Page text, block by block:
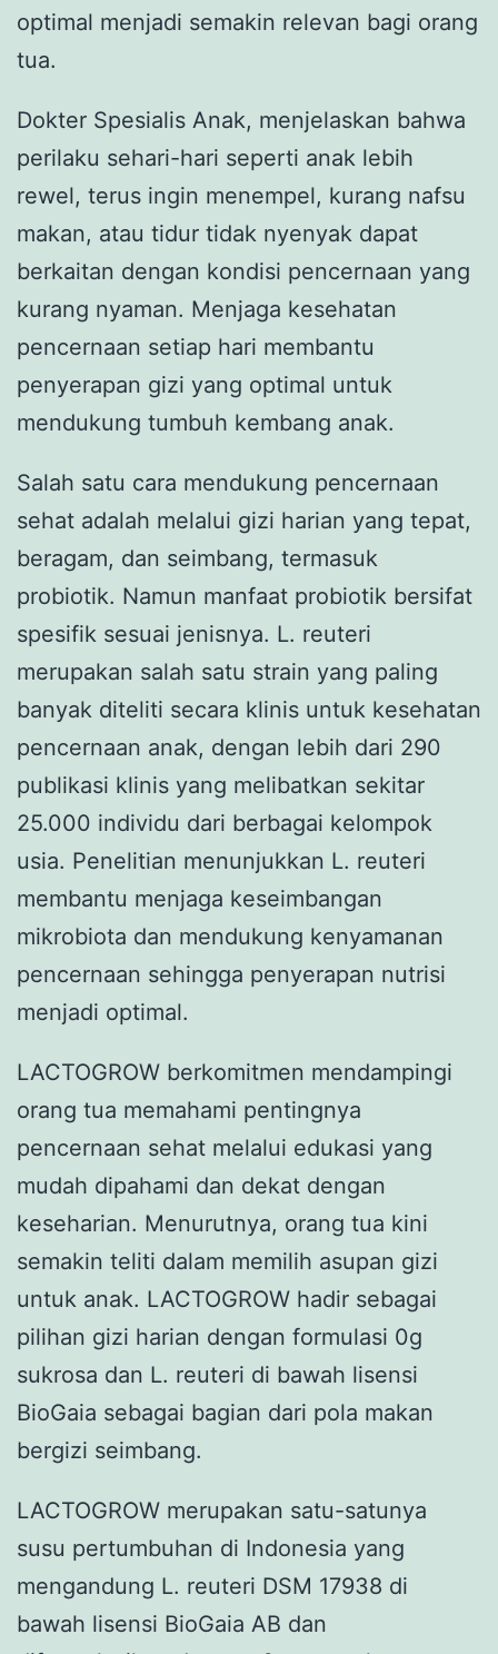
optimal menjadi semakin relevan bagi orang
tua.
Dokter Spesialis Anak, menjelaskan bahwa
perilaku sehari-hari seperti anak lebih
rewel, terus ingin menempel, kurang nafsu
makan, atau tidur tidak nyenyak dapat
berkaitan dengan kondisi pencernaan yang
kurang nyaman. Menjaga kesehatan
pencernaan setiap hari membantu
penyerapan gizi yang optimal untuk
mendukung tumbuh kembang anak.
Salah satu cara mendukung pencernaan
sehat adalah melalui gizi harian yang tepat,
beragam, dan seimbang, termasuk
probiotik. Namun manfaat probiotik bersifat
spesifik sesuai jenisnya. L. reuteri
merupakan salah satu strain yang paling
banyak diteliti secara klinis untuk kesehatan
pencernaan anak, dengan lebih dari 290
publikasi klinis yang melibatkan sekitar
25.000 individu dari berbagai kelompok
usia. Penelitian menunjukkan L. reuteri
membantu menjaga keseimbangan
mikrobiota dan mendukung kenyamanan
pencernaan sehingga penyerapan nutrisi
menjadi optimal.
LACTOGROW berkomitmen mendampingi
orang tua memahami pentingnya
pencernaan sehat melalui edukasi yang
mudah dipahami dan dekat dengan
keseharian. Menurutnya, orang tua kini
semakin teliti dalam memilih asupan gizi
untuk anak. LACTOGROW hadir sebagai
pilihan gizi harian dengan formulasi 0g
sukrosa dan L. reuteri di bawah lisensi
BioGaia sebagai bagian dari pola makan
bergizi seimbang.
LACTOGROW merupakan satu-satunya
susu pertumbuhan di Indonesia yang
mengandung L. reuteri DSM 17938 di
bawah lisensi BioGaia AB dan